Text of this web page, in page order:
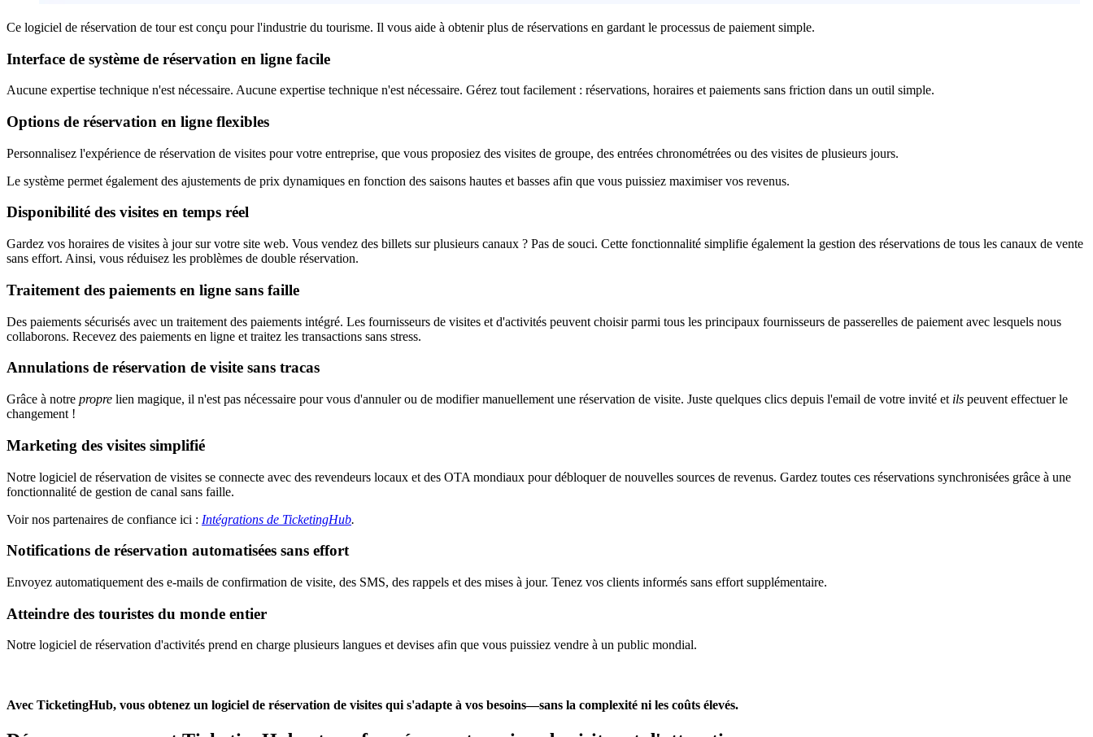
Ce logiciel de réservation de tour est conçu pour l'industrie du tourisme. Il vous aide à obtenir plus de réservations en gardant le processus de paiement simple.
Interface de système de réservation en ligne facile
Aucune expertise technique n'est nécessaire. Aucune expertise technique n'est nécessaire. Gérez tout facilement : réservations, horaires et paiements sans friction dans un outil simple.
Options de réservation en ligne flexibles
Personnalisez l'expérience de réservation de visites pour votre entreprise, que vous proposiez des visites de groupe, des entrées chronométrées ou des visites de plusieurs jours.
Le système permet également des ajustements de prix dynamiques en fonction des saisons hautes et basses afin que vous puissiez maximiser vos revenus.
Disponibilité des visites en temps réel
Gardez vos horaires de visites à jour sur votre site web. Vous vendez des billets sur plusieurs canaux ? Pas de souci. Cette fonctionnalité simplifie également la gestion des réservations de tous les canaux de vente
sans effort. Ainsi, vous réduisez les problèmes de double réservation.
Traitement des paiements en ligne sans faille
Des paiements sécurisés avec un traitement des paiements intégré. Les fournisseurs de visites et d'activités peuvent choisir parmi tous les principaux fournisseurs de passerelles de paiement avec lesquels nous
collaborons. Recevez des paiements en ligne et traitez les transactions sans stress.
Annulations de réservation de visite sans tracas
Grâce à notre propre lien magique, il n'est pas nécessaire pour vous d'annuler ou de modifier manuellement une réservation de visite. Juste quelques clics depuis l'email de votre invité et ils peuvent effectuer le
changement !
Marketing des visites simplifié
Notre logiciel de réservation de visites se connecte avec des revendeurs locaux et des OTA mondiaux pour débloquer de nouvelles sources de revenus. Gardez toutes ces réservations synchronisées grâce à une
fonctionnalité de gestion de canal sans faille.
Voir nos partenaires de confiance ici : Intégrations de TicketingHub.
Notifications de réservation automatisées sans effort
Envoyez automatiquement des e-mails de confirmation de visite, des SMS, des rappels et des mises à jour. Tenez vos clients informés sans effort supplémentaire.
Atteindre des touristes du monde entier
Notre logiciel de réservation d'activités prend en charge plusieurs langues et devises afin que vous puissiez vendre à un public mondial.
Avec TicketingHub, vous obtenez un logiciel de réservation de visites qui s'adapte à vos besoins—sans la complexité ni les coûts élevés.